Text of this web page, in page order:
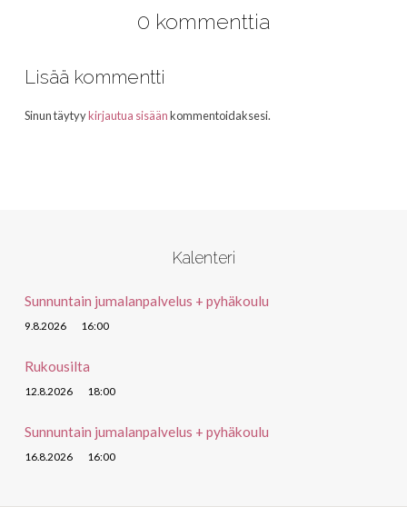
0 kommenttia
Lisää kommentti
Sinun täytyykirjautua sisäänkommentoidaksesi.
Kalenteri
Sunnuntain jumalanpalvelus + pyhäkoulu
9.8.2026 16:00
Rukousilta
12.8.2026 18:00
Sunnuntain jumalanpalvelus + pyhäkoulu
16.8.2026 16:00